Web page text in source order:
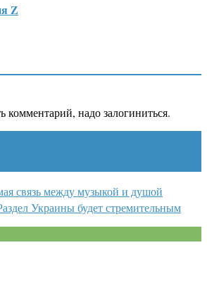
Z
комментарий, надо залогиниться.
связь между музыкой и душой
Украины будет стремительным